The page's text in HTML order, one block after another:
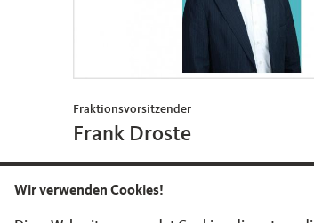
Fraktionsvorsitzender
Frank Droste
frank.droste@cdu-fraktion-herne.de
Wir verwenden Cookies!